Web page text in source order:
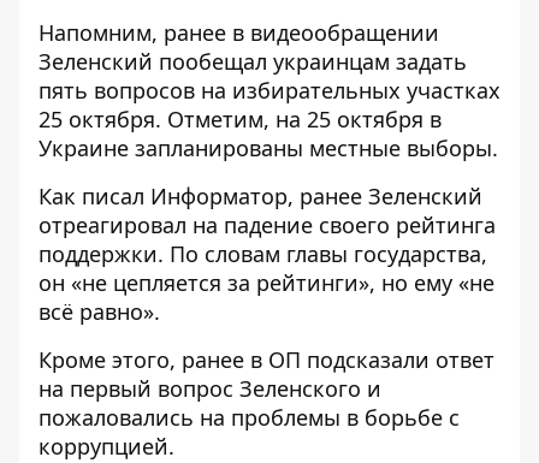
Напомним, ранее в видеообращении
Зеленский пообещал украинцам задать
пять вопросов на избирательных участках
25 октября. Отметим, на 25 октября в
Украине запланированы местные выборы.
Как писал Информатор, ранее Зеленский
отреагировал на падение своего рейтинга
поддержки. По словам главы государства,
он «не цепляется за рейтинги», но ему «не
всё равно».
Кроме этого, ранее в ОП подсказали ответ
на первый вопрос Зеленского и
пожаловались на проблемы в борьбе с
коррупцией.